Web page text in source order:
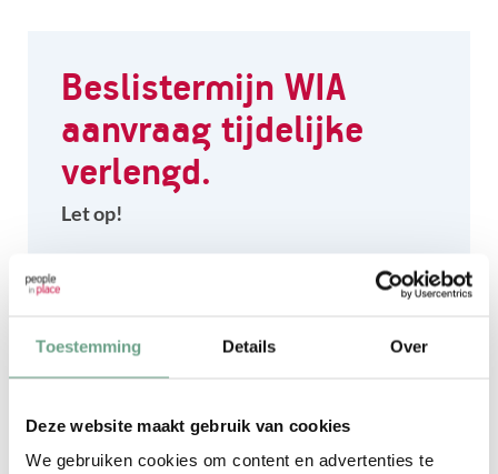
Toestemming Details Over
Deze website maakt gebruik van cookies
We gebruiken cookies om content en advertenties te
Beslistermijn WIA
aanvraag tijdelijke
verlengd.
Let op!
De beslistermijn van uitkeringsinstantie
UWV wordt tijdelijk verlengd van acht naar
zestien weken. De organisatie kampt met
grote achterstanden, waardoor mensen die
willen, vaak veel langer wachten.